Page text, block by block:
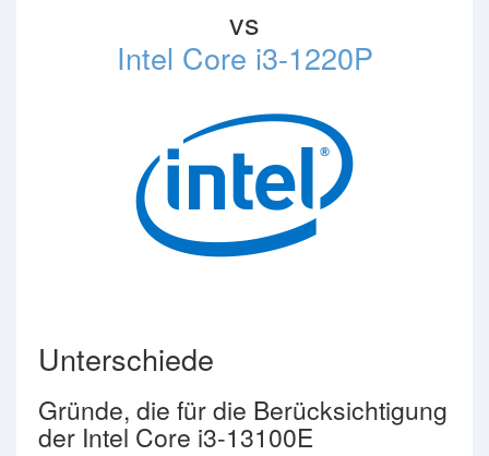
vs
Intel Core i3-1220P
Unterschiede
Gründe, die für die Berücksichtigung
der Intel Core i3-13100E